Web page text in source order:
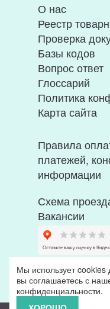
О нас
Реестр
Проверка
Базы кодов
Вопрос ответ
Глоссарий
Политика
Карта сайта
Правила
платежей,
информации
Схема
Вакансии
Мы использует
вы соглашаетесь с
конфиденциальности.